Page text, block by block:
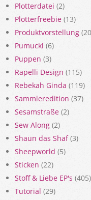
Plotterdatei (2)
Plotterfreebie (13)
Produktvorstellung
Pumuckl (6)
Puppen (3)
Rapelli Design (115)
Rebekah Ginda (119)
Sammleredition (37)
Sesamstraße (2)
Sew Along (2)
Shaun das Shaf(3)
Sheepworld (5)
Sticken (22)
Stoff & Liebe EP's (405)
Tutorial (29)